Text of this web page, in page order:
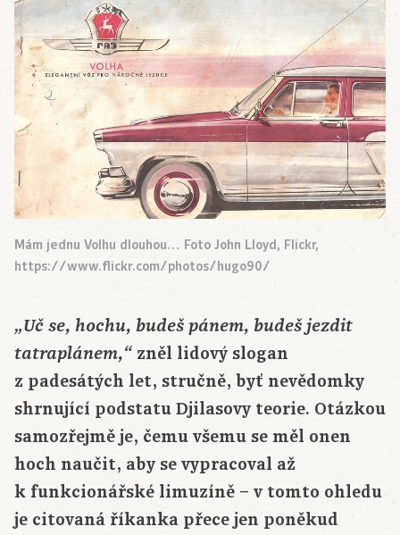
Mám jednu Volhu dlouhou… Foto John Lloyd, Flickr,
https://www.flickr.com/photos/hugo90/
„Uč se, hochu, budeš pánem, budeš jezdit
tatraplánem,“ zněl lidový slogan
z padesátých let, stručně, byť nevědomky
shrnující podstatu Djilasovy teorie. Otázkou
samozřejmě je, čemu všemu se měl onen
hoch naučit, aby se vypracoval až
k funkcionářské limuzíně – v tomto ohledu
je citovaná říkanka přece jen poněkud